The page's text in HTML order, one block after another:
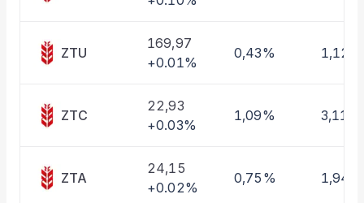
ZTU
169,97
+0.01%
0,43% 1,12%
ZTC
22,93
+0.03%
1,09% 3,11%
ZTA
24,15
+0.02%
0,75% 1,94%